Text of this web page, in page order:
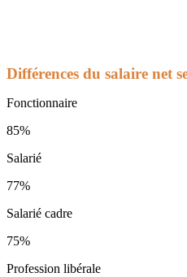
Différences du salaire net
Fonctionnaire
85%
Salarié
77%
Salarié cadre
75%
Profession libérale